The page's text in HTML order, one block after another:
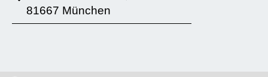
81667 München